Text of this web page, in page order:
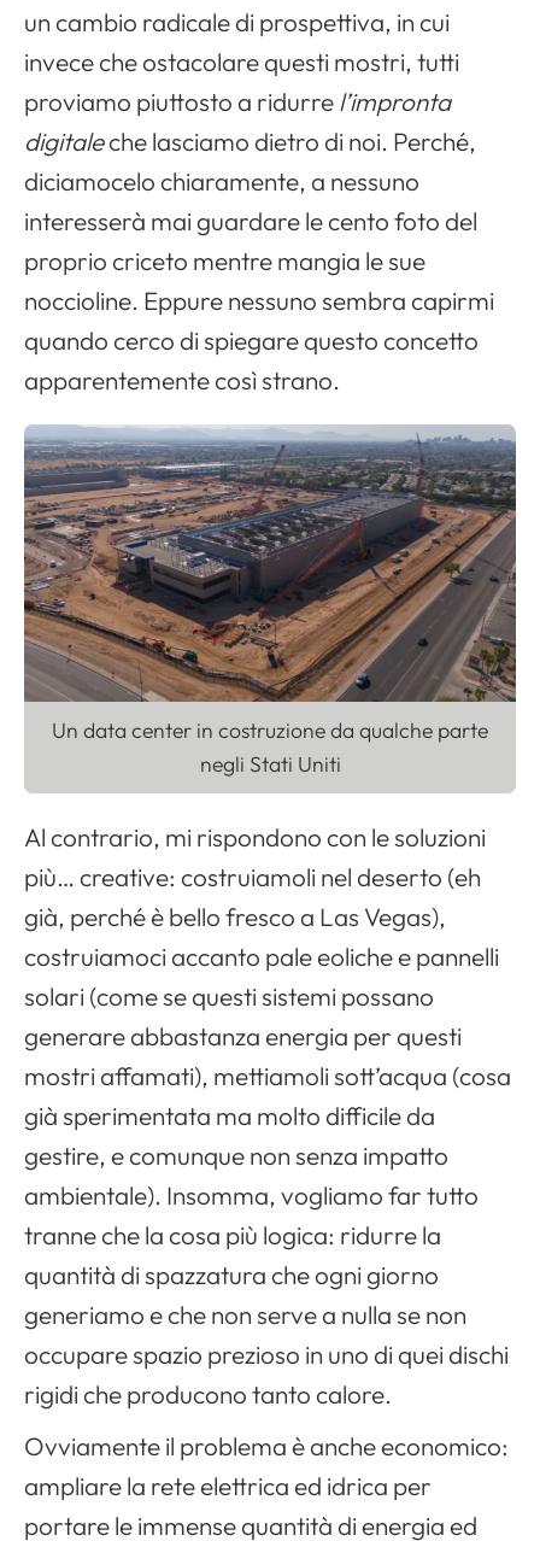
un cambio radicale di prospettiva, in cui
invece che ostacolare questi mostri, tutti
proviamo piuttosto a ridurrel’impronta
digitaleche lasciamo dietro di noi. Perché,
diciamocelo chiaramente, a nessuno
interesserà mai guardare le cento foto del
proprio criceto mentre mangia le sue
noccioline. Eppure nessuno sembra capirmi
quando cerco di spiegare questo concetto
apparentemente così strano.
Un data center in costruzione da qualche parte
negli Stati Uniti
Al contrario, mi rispondono con le soluzioni
più… creative: costruiamoli nel deserto (eh
già, perché è bello fresco a Las Vegas),
costruiamoci accanto pale eoliche e pannelli
solari (come se questi sistemi possano
generare abbastanza energia per questi
mostri affamati), mettiamoli sott’acqua (cosa
già sperimentata ma molto difficile da
gestire, e comunque non senza impatto
ambientale). Insomma, vogliamo far tutto
tranne che la cosa più logica: ridurre la
quantità di spazzatura che ogni giorno
generiamo e che non serve a nulla se non
occupare spazio prezioso in uno di quei dischi
rigidi che producono tanto calore.
Ovviamente il problema è anche economico:
ampliare la rete elettrica ed idrica per
portare le immense quantità di energia ed